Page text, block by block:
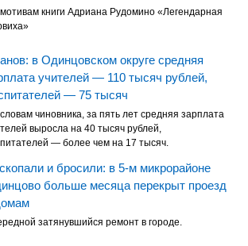
книги Адриана Рудомино «Легендарная
в Одинцовском округе средняя
учителей — 110 тысяч рублей,
— 75 тысяч
чиновника, за пять лет средняя зарплата
выросла на 40 тысяч рублей,
— более чем на 17 тысяч.
и бросили: в 5-м микрорайоне
больше месяца перекрыт проезд
затянувшийся ремонт в городе.